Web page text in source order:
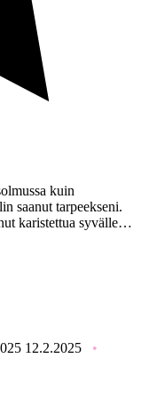
kuin
saanut tarpeekseni.
karistettua syvälle…
12.2.2025